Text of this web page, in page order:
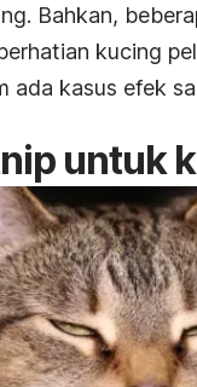
Bahkan,
kucing
ada kasus efek
untuk